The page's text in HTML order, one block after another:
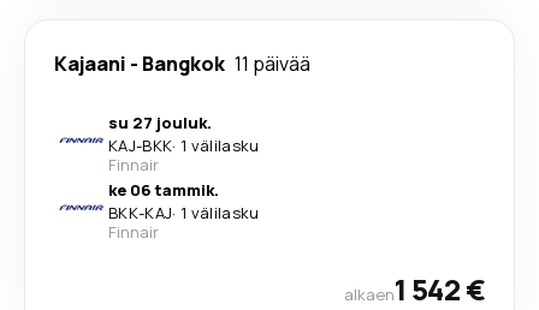
Kajaani - Bangkok 11 päivää
su 27 jouluk.
KAJ-BKK· 1 välilasku
Finnair
ke 06 tammik.
BKK-KAJ· 1 välilasku
Finnair
alkaen1 542 €